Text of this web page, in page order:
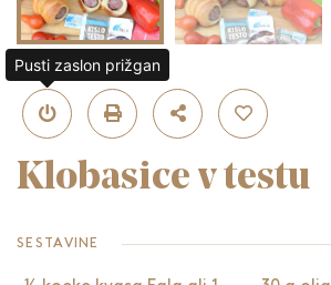
Klobasice v testu
SESTAVINE
Pusti zaslon prižgan